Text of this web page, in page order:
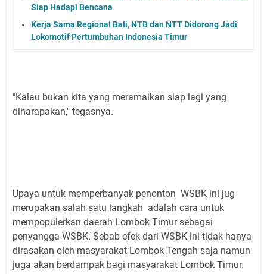
Siap Hadapi Bencana
Kerja Sama Regional Bali, NTB dan NTT Didorong Jadi
Lokomotif Pertumbuhan Indonesia Timur
"Kalau bukan kita yang meramaikan siap lagi yang
diharapakan," tegasnya.
Upaya untuk memperbanyak penonton WSBK ini jug
merupakan salah satu langkah adalah cara untuk
mempopulerkan daerah Lombok Timur sebagai
penyangga WSBK. Sebab efek dari WSBK ini tidak hanya
dirasakan oleh masyarakat Lombok Tengah saja namun
juga akan berdampak bagi masyarakat Lombok Timur.